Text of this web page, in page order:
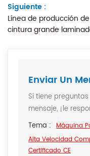
Siguiente :
Línea de producción
cintura grande
Enviar Un
Si tiene
mensaje, ¡le
Tema : Máquina
Alta Velocidad
Certificado CE